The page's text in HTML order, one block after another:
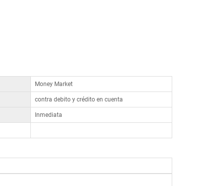
Money Market
contra debito y crédito en cuenta
Inmediata